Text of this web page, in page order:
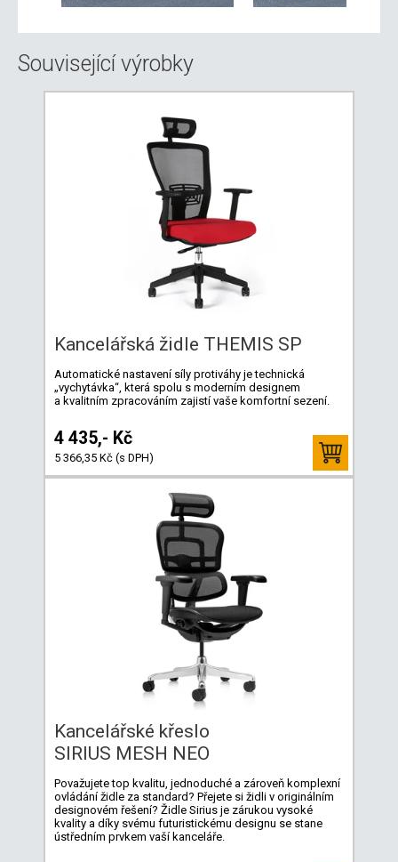
Související výrobky
Kancelářská židle THEMIS SP
Automatické nastavení síly protiváhy je technická
„vychytávka“, která spolu s moderním designem
a kvalitním zpracováním zajistí vaše komfortní sezení.
4 435,- Kč
5 366,35 Kč (s DPH)
Kancelářské křeslo
SIRIUS MESH NEO
Považujete top kvalitu, jednoduché a zároveň komplexní
ovládání židle za standard? Přejete si židli v originálním
designovém řešení? Židle Sirius je zárukou vysoké
kvality a díky svému futuristickému designu se stane
ústředním prvkem vaší kanceláře.